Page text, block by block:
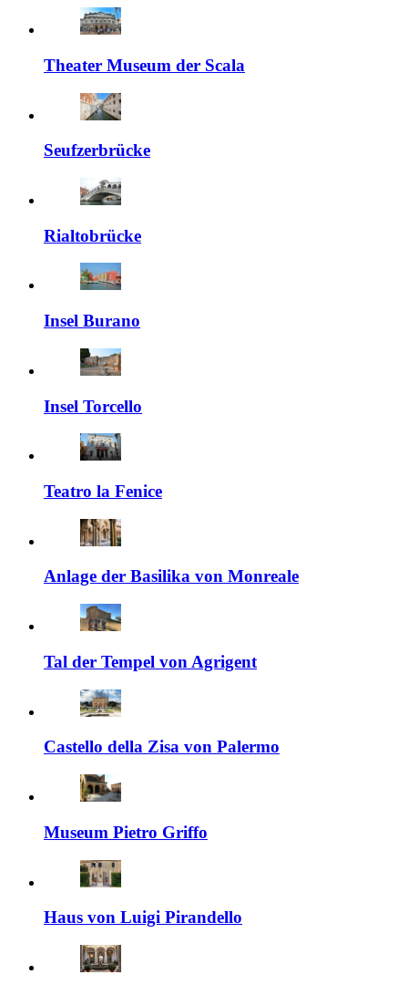
Theater Museum der Scala
Seufzerbrücke
Rialtobrücke
Insel Burano
Insel Torcello
Teatro la Fenice
Anlage der Basilika von Monreale
Tal der Tempel von Agrigent
Castello della Zisa von Palermo
Museum Pietro Griffo
Haus von Luigi Pirandello